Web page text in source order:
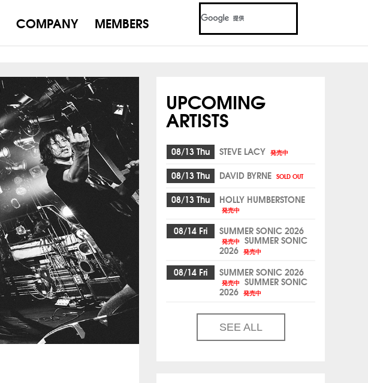
COMPANY MEMBERS
UPCOMING
ARTISTS
08/13 Thu STEVE LACY 発売中
08/13 Thu DAVID BYRNE SOLD OUT
08/13 Thu HOLLY HUMBERSTONE
発売中
08/14 Fri SUMMER SONIC 2026
発売中 SUMMER SONIC
2026 発売中
08/14 Fri SUMMER SONIC 2026
発売中 SUMMER SONIC
2026 発売中
SEE ALL